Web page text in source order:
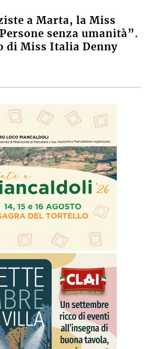
a Marta, la Miss
senza umanità”.
di Miss Italia Denny